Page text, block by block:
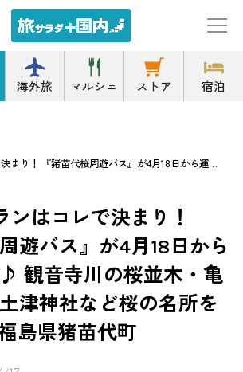
海外旅 マルシェ ストア 宿泊
GWの旅プランはコレで決まり！ 『猪苗代桜周遊バス』が4月18日から運行を開始♪ 観音寺川の桜並木・亀ヶ城公園・土津神社など桜の名所を完全網羅 / 福島県猪苗代町
ンはコレで決まり！
遊バス』が4月18日から
観音寺川の桜並木・亀
津神社など桜の名所を
島県猪苗代町